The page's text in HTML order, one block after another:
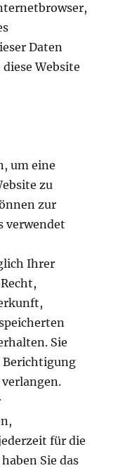
Daten
Website
um eine
zu
zur
verwendet
Ihrer
Sie
Berichtigung
für die
Sie das